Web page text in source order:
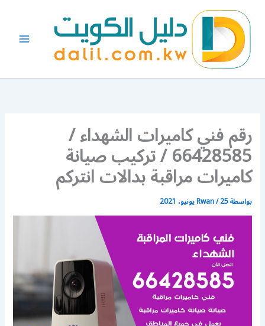
المحتوى
رقم فني كاميرات الشهداء /
66428585 / تركيب صيانة
كاميرات مراقبة بدالات انتركم
بواسطة Rwan/25 يونيو، 2021